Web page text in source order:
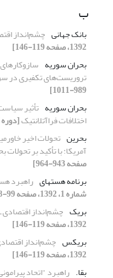
ب
بانک جهانی چشم‌انداز
1392، صفحه 119-146]
بحران سوریه
تروریست‌های تکفیری در
989-1011]
بحران سوریه تأثیر
اختلافات فراآتلانتیک[دوره 27، شماره 4، 1392، صفحه 1013-1036]
بحرین تحولات اخیر
آمریکا: با تأکید بر
صفحه 943-964]
برنامه هسته‏ای راهبرد
شماره 1، 1392، صفحه 99-118]
بریک چشم‌انداز
1392، صفحه 119-146]
بریکس چشم‌انداز
1392، صفحه 119-146]
بقا.‏ راهبرد "اتحاد